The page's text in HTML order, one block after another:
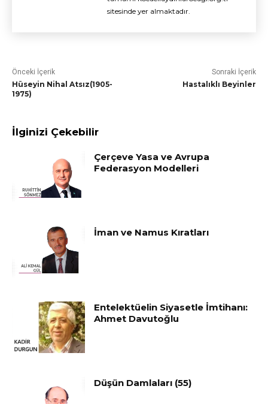
sitesinde yer almaktadır.
Önceki İçerik
Hüseyin Nihal Atsız(1905-
1975)
Sonraki İçerik
Hastalıklı Beyinler
İlginizi Çekebilir
Çerçeve Yasa ve Avrupa
Federasyon Modelleri
İman ve Namus Kıratları
Entelektüelin Siyasetle İmtihanı:
Ahmet Davutoğlu
Düşün Damlaları (55)